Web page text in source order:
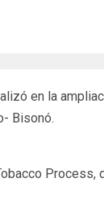
en la
Bisonó.
Process,